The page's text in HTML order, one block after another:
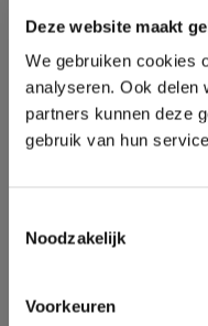
Deze website maakt
We gebruiken cookies
analyseren. Ook delen
partners kunnen deze
gebruik van hun
Noodzakelijk
Voorkeuren